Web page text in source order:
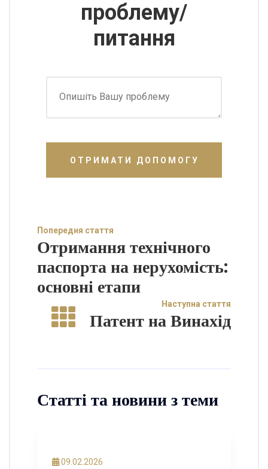
проблему/
питання
ОТРИМАТИ ДОПОМОГУ
Попередня стаття
Отримання технічного
паспорта на нерухомість:
основні етапи
Наступна стаття
Патент на Винахід
Статті та новини з теми
09.02.2026